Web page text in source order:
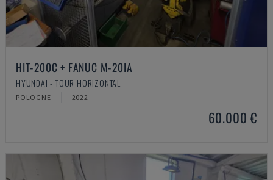
HIT-200C + FANUC M-20IA
HYUNDAI - TOUR HORIZONTAL
POLOGNE 2022
60.000 €